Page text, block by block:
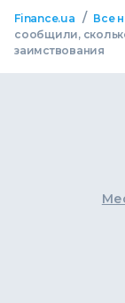
Finance.ua / Все
сообщили,
заимствования